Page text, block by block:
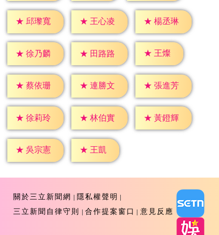
★ 邱瓈寬 ★ 王心凌 ★ 楊丞琳
★ 徐乃麟 ★ 田路路 ★ 王燦
★ 蔡依珊 ★ 連勝文 ★ 張進芳
★ 徐莉玲 ★ 林伯實 ★ 黃鐙輝
★ 吳宗憲 ★ 王凱
關於三立新聞網
隱私權聲明
三立新聞自律守則
合作提案窗口 意見反應